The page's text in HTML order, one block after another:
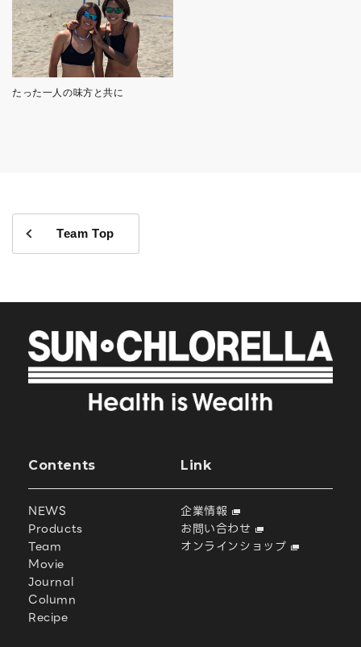
たった一人の味方と共に
Team Top
Contents
NEWS
Products
Team
Movie
Journal
Column
Recipe
Link
企業情報
お問い合わせ
オンラインショップ